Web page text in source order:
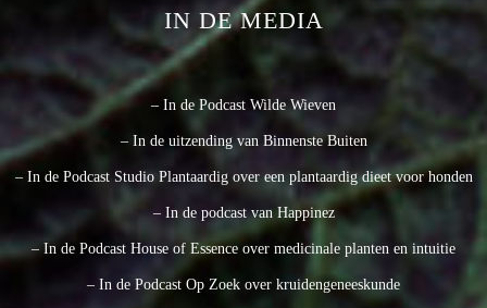
IN DE MEDIA
– In de Podcast Wilde Wieven
– In de uitzending van Binnenste Buiten
– In de Podcast Studio Plantaardig over een plantaardig dieet voor honden
– In de podcast van Happinez
– In de Podcast House of Essence over medicinale planten en intuitie
– In de Podcast Op Zoek over kruidengeneeskunde